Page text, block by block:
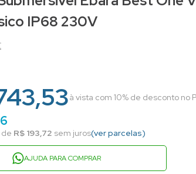
IP68 230V
à vista com 10% de desconto no
de R$ 193,72 sem juros(ver parcelas)
AJUDA PARA COMPRAR